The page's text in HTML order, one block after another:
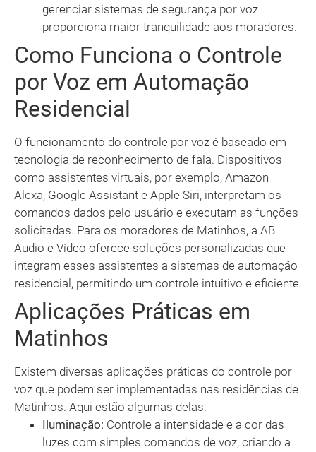
gerenciar sistemas de segurança por voz
proporciona maior tranquilidade aos moradores.
Como Funciona o Controle
por Voz em Automação
Residencial
O funcionamento do controle por voz é baseado em
tecnologia de reconhecimento de fala. Dispositivos
como assistentes virtuais, por exemplo, Amazon
Alexa, Google Assistant e Apple Siri, interpretam os
comandos dados pelo usuário e executam as funções
solicitadas. Para os moradores de Matinhos, a AB
Áudio e Vídeo oferece soluções personalizadas que
integram esses assistentes a sistemas de automação
residencial, permitindo um controle intuitivo e eficiente.
Aplicações Práticas em
Matinhos
Existem diversas aplicações práticas do controle por
voz que podem ser implementadas nas residências de
Matinhos. Aqui estão algumas delas:
Iluminação: Controle a intensidade e a cor das
luzes com simples comandos de voz, criando a